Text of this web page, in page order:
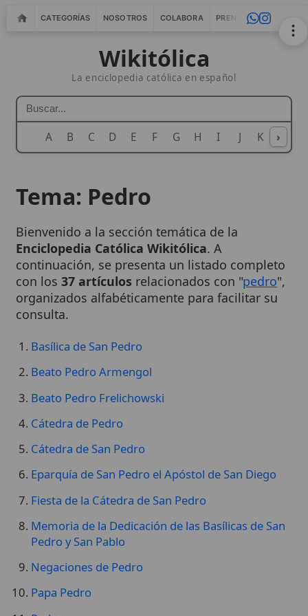
CATEGORÍAS NOSOTROS COLABORA PRENSA WEBMASTERS
Wikitólica
La enciclopedia católica en español
A B C D E F G H I J K L M
›
Enciclopedia Católica Wikitólica. A
continuación, se presenta un listado completo
con los37 artículosrelacionados con "pedro
organizados alfabéticamente para facilitar su
consulta.
Basílica de San Pedro
Eparquía de San Pedro el Apóstol de San Diego
Fiesta de la Cátedra de San Pedro
Memoria de la Dedicación de las Basílicas de San
Pedro y San Pablo
Papa Pedro
Pedro
Pedro Poveda